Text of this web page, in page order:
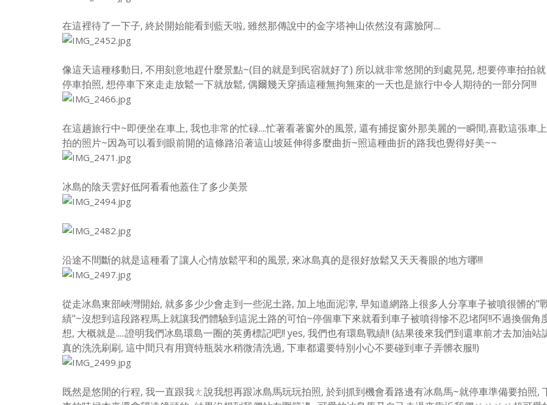
在這裡待了一下子, 終於開始能看到藍天啦, 雖然那傳說中的金字塔神山依然沒有露臉阿....
像這天這種移動日, 不用刻意地趕什麼景點~(目的就是到民宿就好了) 所以就非常悠閒的到處晃晃, 想要停車拍拍就
停車拍照, 想停車下來走走放鬆一下就放鬆, 偶爾幾天穿插這種無拘無束的一天也是旅行中令人期待的一部分阿!!!
在這趟旅行中~即便坐在車上, 我也非常的忙碌....忙著看著窗外的風景, 還有捕捉窗外那美麗的一瞬間,喜歡這張車上
拍的照片~因為可以看到眼前開的這條路沿著這山坡延伸得多麼曲折~照這種曲折的路我也覺得好美~~
冰島的陰天雲好低阿看看他蓋住了多少美景
沿途不間斷的就是這種看了讓人心情放鬆平和的風景, 來冰島真的是很好放鬆又天天養眼的地方哪!!!
從走冰島東部峽灣開始, 就多多少少會走到一些泥土路, 加上地面泥濘, 早知道網路上很多人分享車子被噴很髒的"
績"~沒想到這段路程馬上就讓我們體驗到這泥土路的可怕~停個車下來就看到車子被噴得慘不忍堵阿!!不過換個角
想, 大概就是.....證明我們冰島環島一圈的英勇標記吧!! yes, 我們也有環島戰績!! (結果後來我們到還車前才去加油站
真的洗洗刷刷, 這中間只有用寶特瓶裝水稍微清洗過, 下車都還要特別小心不要碰到車子弄髒衣服!!)
既然是悠閒的行程, 我一直跟我ㄤ說我想再跟冰島馬玩玩拍照, 於到抓到機會看路邊有冰島馬~就停車準備要拍照,